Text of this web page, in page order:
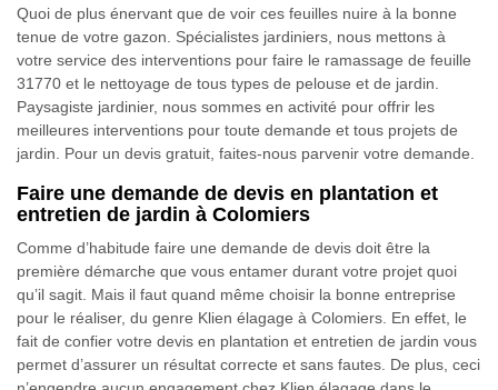
Quoi de plus énervant que de voir ces feuilles nuire à la bonne
tenue de votre gazon. Spécialistes jardiniers, nous mettons à
votre service des interventions pour faire le ramassage de feuille
31770 et le nettoyage de tous types de pelouse et de jardin.
Paysagiste jardinier, nous sommes en activité pour offrir les
meilleures interventions pour toute demande et tous projets de
jardin. Pour un devis gratuit, faites-nous parvenir votre demande.
Faire une demande de devis en plantation et
entretien de jardin à Colomiers
Comme d’habitude faire une demande de devis doit être la
première démarche que vous entamer durant votre projet quoi
qu’il sagit. Mais il faut quand même choisir la bonne entreprise
pour le réaliser, du genre Klien élagage à Colomiers. En effet, le
fait de confier votre devis en plantation et entretien de jardin vous
permet d’assurer un résultat correcte et sans fautes. De plus, ceci